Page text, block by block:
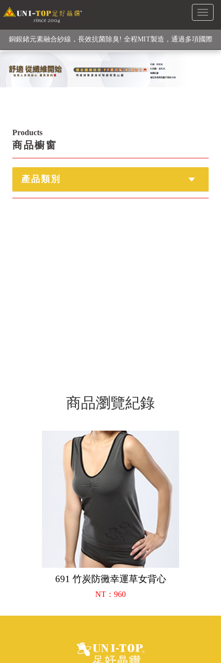
Toggle
級高性能纖維素材), 機能貼身衣物No. 1
銅銀鍺元素融合紗線，長效抗菌除臭! 全程MIT製造，通過多項國際
檢驗
【快來點我】H型銅銀纖維長效PP能量護膝! 支撐. 包覆感. 超透氣.
Products
商品櫥窗
產品類別
商品瀏覽紀錄
691 竹炭防黴幸運草女背心
NT：960